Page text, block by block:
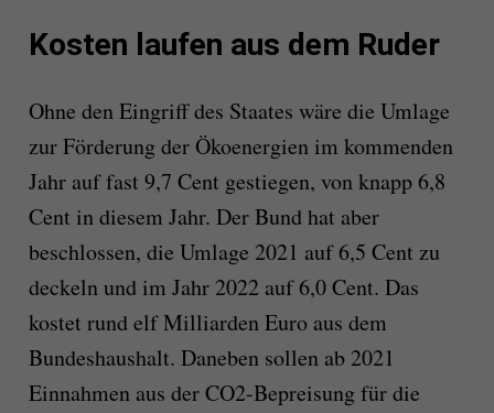
Kosten laufen aus dem Ruder
Ohne den Eingriff des Staates wäre die Umlage
zur Förderung der Ökoenergien im kommenden
Jahr auf fast 9,7 Cent gestiegen, von knapp 6,8
Cent in diesem Jahr. Der Bund hat aber
beschlossen, die Umlage 2021 auf 6,5 Cent zu
deckeln und im Jahr 2022 auf 6,0 Cent. Das
kostet rund elf Milliarden Euro aus dem
Bundeshaushalt. Daneben sollen ab 2021
Einnahmen aus der CO2-Bepreisung für die